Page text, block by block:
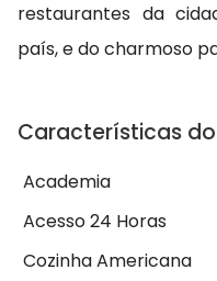
restaurantes da
país, e do charmoso
Características
Academia
Acesso 24 Horas
Cozinha Americana